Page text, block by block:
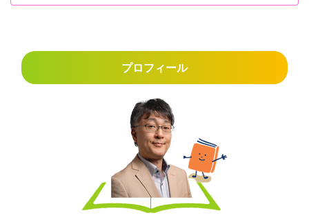
プロフィール